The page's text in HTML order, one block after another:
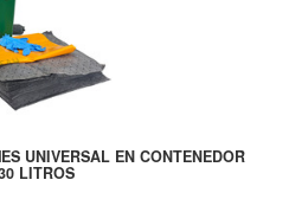
UNIVERSAL EN CONTENEDOR
LITROS